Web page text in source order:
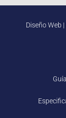
Diseño Web |